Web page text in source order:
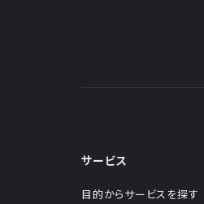
サービス
目的からサービスを探す